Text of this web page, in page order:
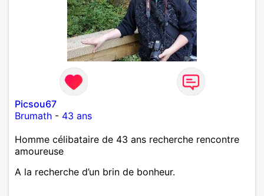
Picsou67
Brumath - 43 ans
Homme célibataire de 43 ans recherche rencontre
amoureuse
A la recherche d’un brin de bonheur.